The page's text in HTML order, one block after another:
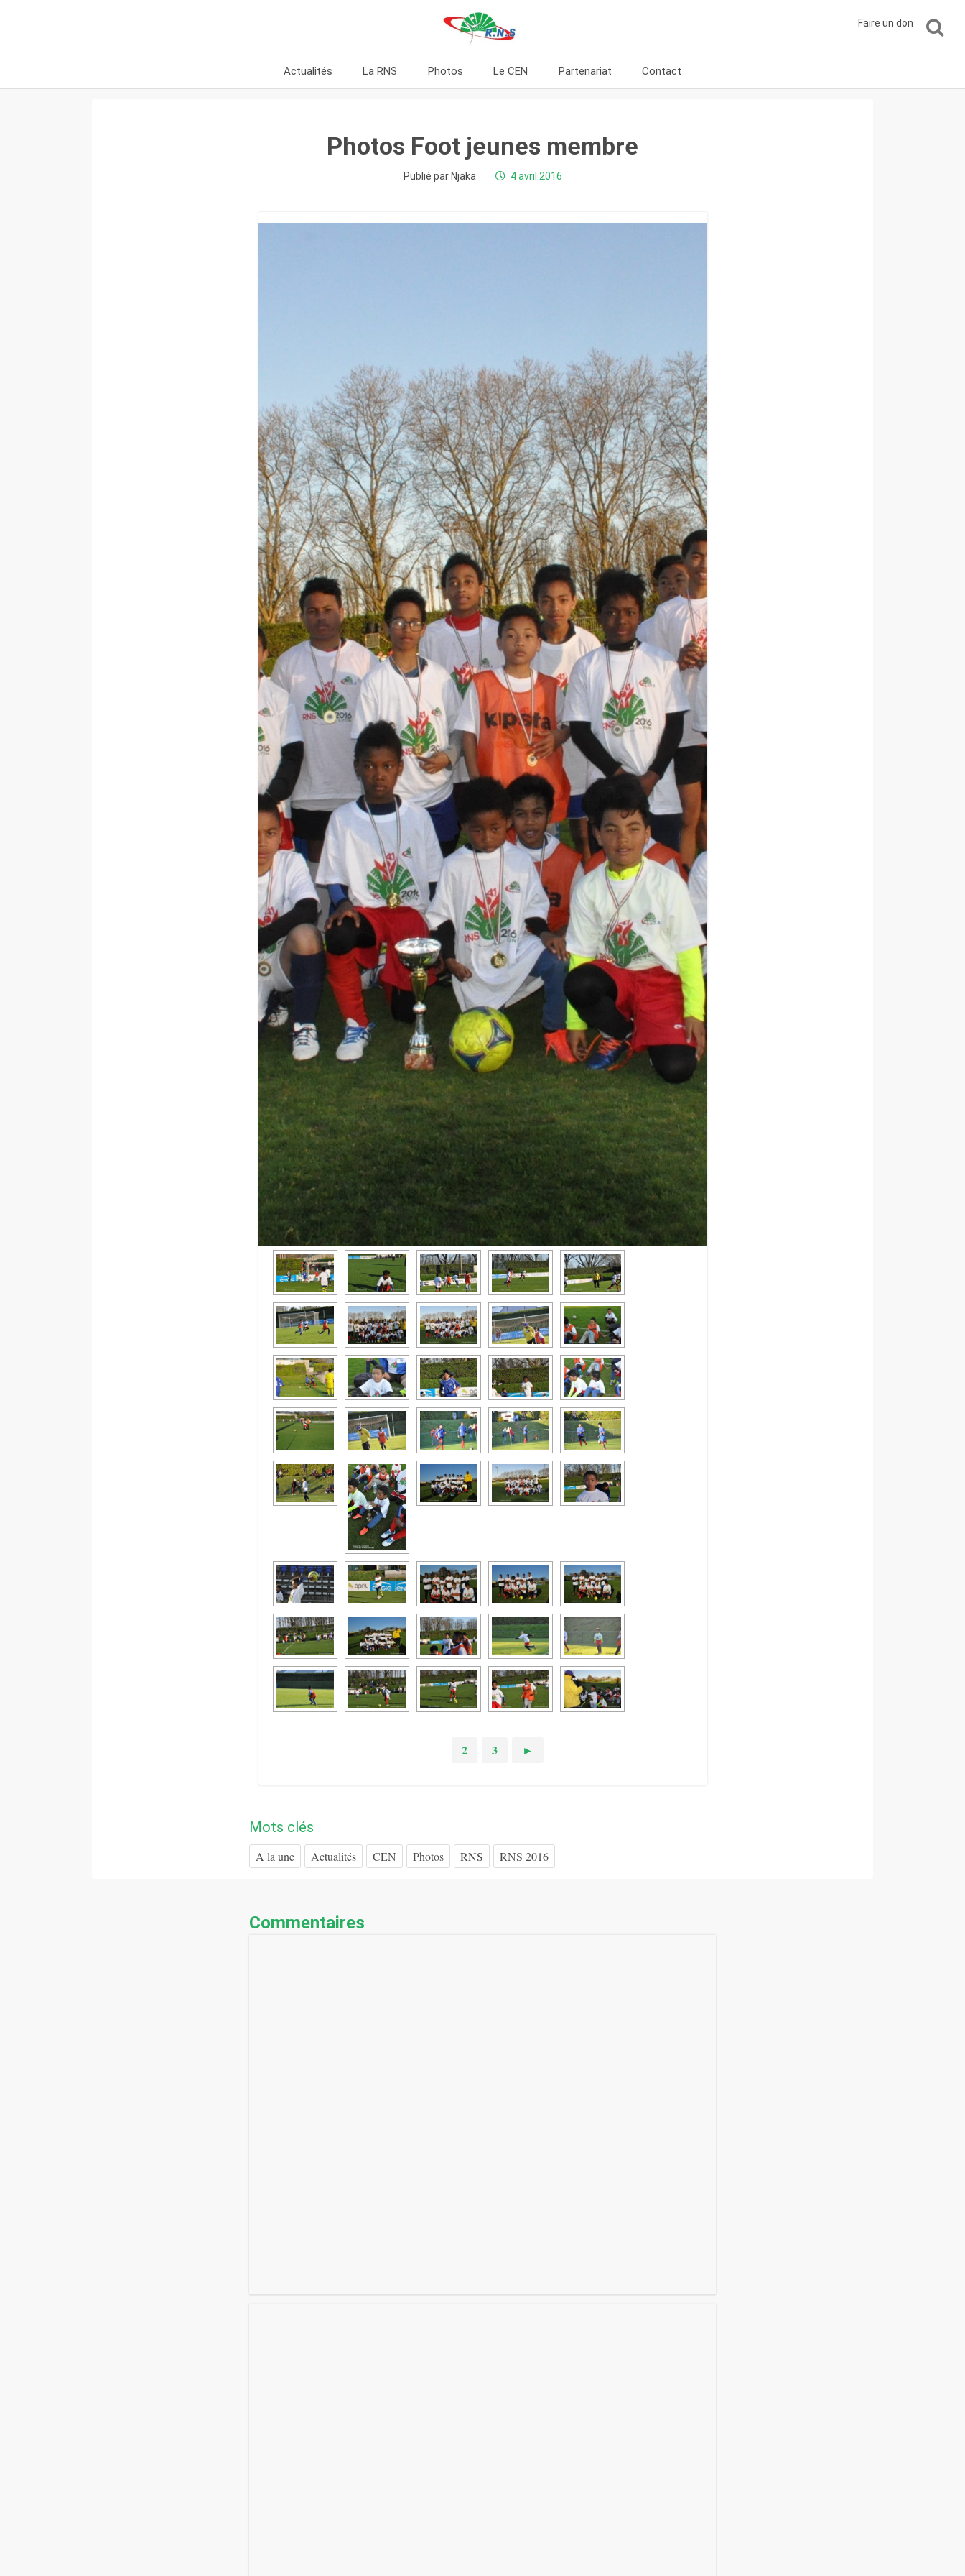
Faire un don
Actualités La RNS Photos Le CEN Partenariat Contact
Photos Foot jeunes membre
Publié par Njaka 4 avril 2016
2 3 ►
Mots clés
A la une Actualités CEN Photos RNS RNS 2016
Commentaires